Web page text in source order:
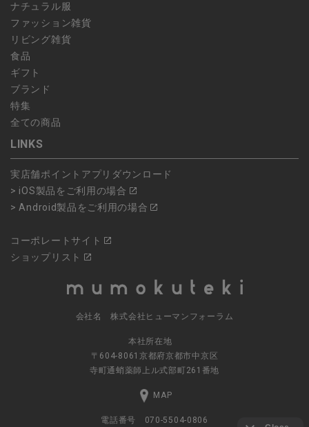
ナチュラル服
ファッション雑貨
リビング雑貨
食品
ギフト
ブランド
特集
全ての商品
LINKS
実店舗ポイントアプリダウンロード
> iOS製品をご利用の場合
> Android製品をご利用の場合
コーポレートサイト
ショップリスト
会社名 株式会社ヒューマンフォーラム
本社所在地
〒604-8061京都府京都市中京区
寺町通蛸薬師上ル式部町261番地
MAP
電話番号 070-5504-0806